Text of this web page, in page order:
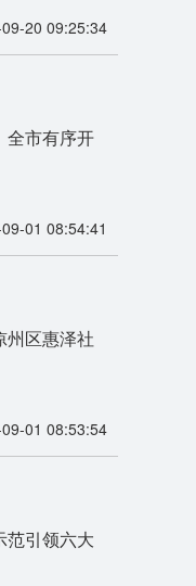
20 09:25:34
全市有序开
01 08:54:41
州区惠泽社
01 08:53:54
范引领六大